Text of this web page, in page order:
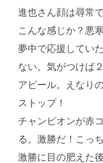
進也さん顔は尋常
こんな感じか？悪
夢中で応援してい
ない。気がつけば
アピール。えなり
ストップ！
チャンピオンが赤
る。激勝だ！こっ
激勝に目の肥えた